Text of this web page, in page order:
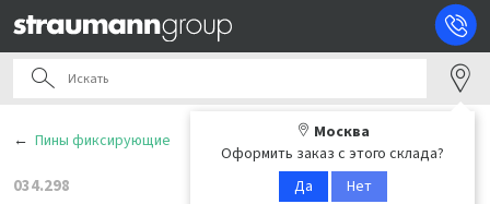
Москва
Оформить заказ с этого склада?
Да
Нет
Пины фиксирующие
034.298